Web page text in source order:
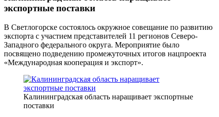
экспортные поставки
В Светлогорске состоялось окружное совещание по развитию
экспорта с участием представителей 11 регионов Северо-
Западного федерального округа. Мероприятие было
посвящено подведению промежуточных итогов нацпроекта
«Международная кооперация и экспорт».
Калининградская область наращивает экспортные
поставки